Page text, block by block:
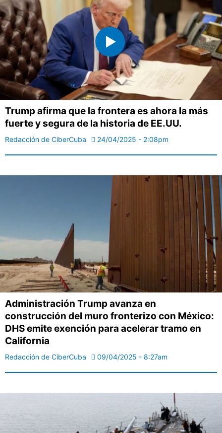
Trump afirma que la frontera es ahora la más
fuerte y segura de la historia de EE.UU.
Redacción de CiberCuba 24/04/2025 - 2:08pm
Administración Trump avanza en
construcción del muro fronterizo con México:
DHS emite exención para acelerar tramo en
California
Redacción de CiberCuba 09/04/2025 - 8:27am